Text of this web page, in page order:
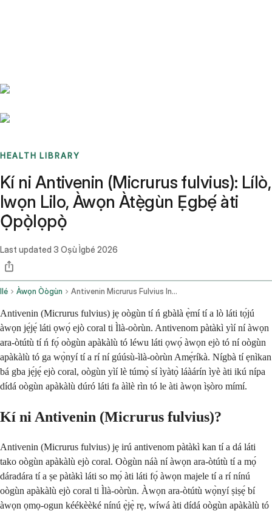
HEALTH LIBRARY
Kí ni Antivenin (Micrurus fulvius): Lílò,
Iwọn Lilo, Àwọn Àtẹ̀gùn Ẹgbẹ́ àti
Ọ̀pọ̀lọpọ̀
Last updated 3 Oṣù Ìgbé 2026
Ilé Àwọn Òògùn Antivenin Micrurus Fulvius Intravenous Route
Antivenin (Micrurus fulvius) jẹ oògùn tí ń gbàlà ẹ̀mí tí a lò láti tọ́jú
àwọn jẹ́jẹ́ láti ọwọ́ ejò coral ti Ìlà-oòrùn. Antivenom pàtàkì yìí ní àwọn
ara-òtútù tí ń fọ́ oògùn apàkàlù tó léwu láti ọwọ́ àwọn ejò tó ní oògùn
apàkàlù tó ga wọ̀nyí tí a rí ní gúúsù-ìlà-oòrùn Amẹ́ríkà. Nígbà tí ẹnìkan
bá gba jẹ́jẹ́ ejò coral, oògùn yìí lè túmọ̀ sí ìyàtọ̀ láàárín ìyè àti ikú nípa
dídá oògùn apàkàlù dúró láti fa àìlè rìn tó le àti àwọn ìṣòro mímí.
Kí ni Antivenin (Micrurus fulvius)?
Antivenin (Micrurus fulvius) jẹ irú antivenom pàtàkì kan tí a dá láti
tako oògùn apàkàlù ejò coral. Oògùn náà ní àwọn ara-òtútù tí a mọ́
dáradára tí a ṣe pàtàkì láti so mọ́ àti láti fọ́ àwọn majele tí a rí nínú
oògùn apàkàlù ejò coral ti Ìlà-oòrùn. Àwọn ara-òtútù wọ̀nyí ṣiṣẹ́ bí
àwọn ọmọ-ogun kéékèèké nínú ẹ̀jẹ̀ rẹ, wíwá àti dídá oògùn apàkàlù tó